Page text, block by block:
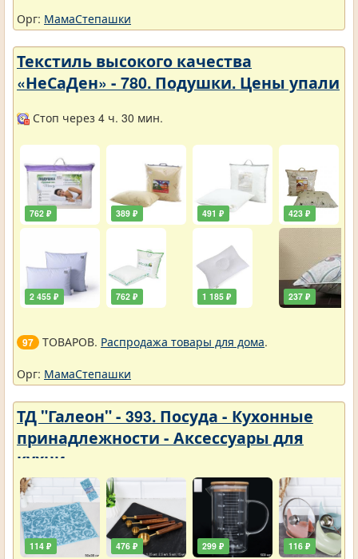
Орг: МамаСтепашки
Текстиль высокого качества
«НеСаДен» - 780. Подушки. Цены упали
Стоп через 4 ч. 30 мин.
762 ₽
2 455 ₽
389 ₽
762 ₽
491 ₽
1 185 ₽
423 ₽
237 ₽
97 ТОВАРОВ. Распродажа товары для дома.
Орг: МамаСтепашки
ТД "Галеон" - 393. Посуда - Кухонные
принадлежности - Аксессуары для
кухни
114 ₽ 476 ₽ 299 ₽ 116 ₽